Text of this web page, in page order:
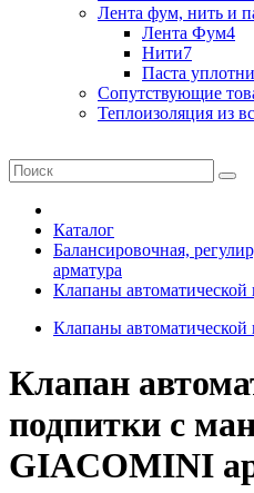
Лента фум, нить и
Лента Фум4
Нити7
Паста
Сопутствующие
Теплоизоляция из
Каталог
Балансировочная,
арматура
Клапаны автоматической
Клапаны автоматической
Клапан
подпитки с
GIACOMINI